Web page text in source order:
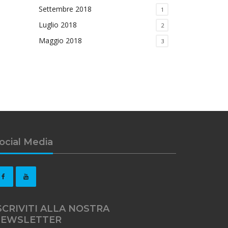
Settembre 2018 1
Luglio 2018 2
Maggio 2018 3
Media
ALLA NOSTRA